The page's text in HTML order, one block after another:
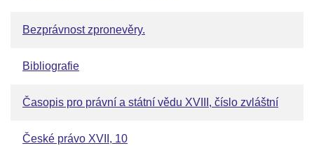
Bezprávnost zpronevěry.
Bibliografie
Časopis pro právní a státní vědu XVIII, číslo zvláštní
České právo XVII, 10